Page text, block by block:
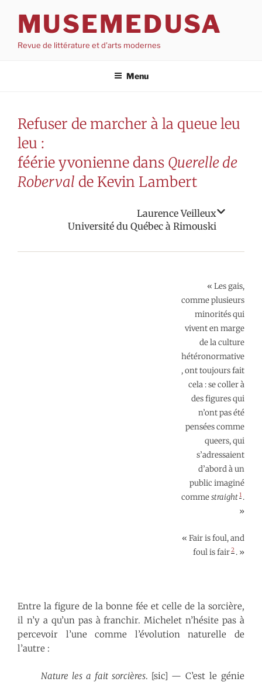
contenuMUSEMEDUSA
Revue de littérature et d'arts modernes
Menu
Refuser de marcher à la queue leu
leu :
féérie yvonienne dans Querelle de
Roberval de Kevin Lambert
Laurence Veilleux
Université du Québec à Rimouski
« Les gais,
comme plusieurs
minorités qui
vivent en marge
de la culture
hétéronormative
, ont toujours fait
cela : se coller à
des figures qui
n’ont pas été
pensées comme
queers, qui
s’adressaient
d’abord à un
public imaginé
commestraight1 .
»
« Fair is foul, and
foul is fair2 . »
Entre la figure de la bonne fée et celle de la sorcière,
il n’y a qu’un pas à franchir. Michelet n’hésite pas à
percevoir l’une comme l’évolution naturelle de
l’autre :
Nature les a fait sorcières. [sic] — C’est le génie